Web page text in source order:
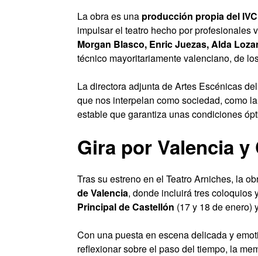
La obra es una producción propia del IVC
impulsar el teatro hecho por profesionales
Morgan Blasco, Enric Juezas, Alda
técnico mayoritariamente valenciano, de
La directora adjunta de Artes Escénicas
que nos interpelan como sociedad, como
estable que garantiza unas condiciones
Gira por Valencia y
Tras su estreno en el Teatro Arniches, la
de Valencia, donde incluirá tres coloquios
Principal de Castellón (17 y 18 de enero)
Con una puesta en escena delicada y
reflexionar sobre el paso del tiempo, la